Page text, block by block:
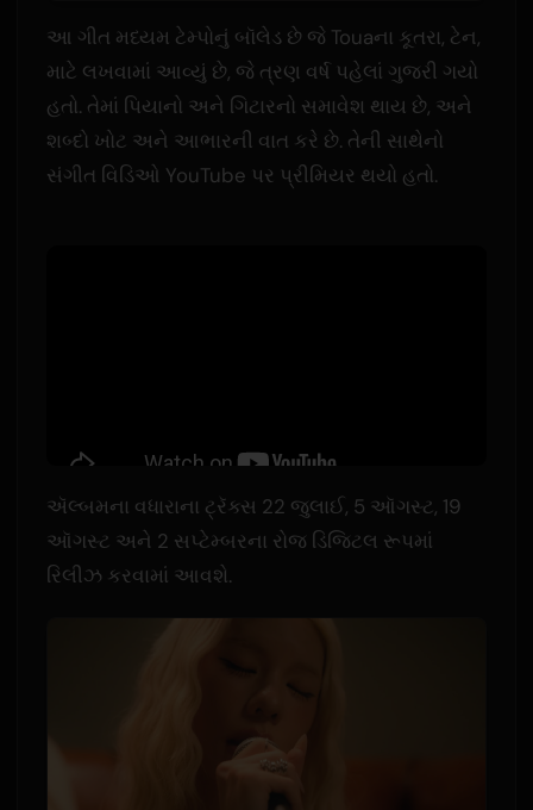
આ ગીત મધ્યમ ટેમ્પોનું બૉલેડ છે જે Touaના કૂતરા, ટેન,
માટે લખવામાં આવ્યું છે, જે ત્રણ વર્ષ પહેલાં ગુજરી ગયો
હતો. તેમાં પિયાનો અને ગિટારનો સમાવેશ થાય છે, અને
શબ્દો ખોટ અને આભારની વાત કરે છે. તેની સાથેનો
સંગીત વિડિઓ YouTube પર પ્રીમિયર થયો હતો.
ઍલ્બમના વધારાના ટ્રૅક્સ 22 જુલાઈ, 5 ઑગસ્ટ, 19
ઑગસ્ટ અને 2 સપ્ટેમ્બરના રોજ ડિજિટલ રૂપમાં
રિલીઝ કરવામાં આવશે.